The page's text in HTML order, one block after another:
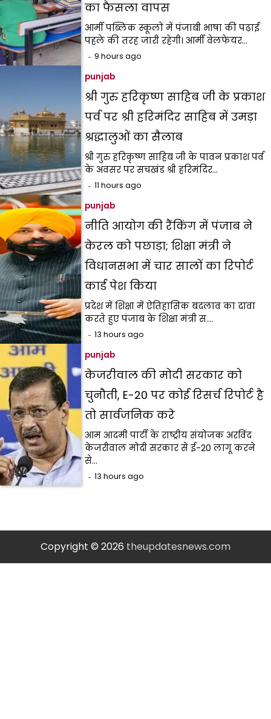
का फैसला वापस
आर्मी पब्लिक स्कूलों में पंजाबी भाषा की पढ़ाई
पहले की तरह जारी रहेगी। आर्मी वेलफेयर…
9 hours ago
punjab
श्री गुरु हरिकृष्ण साहिब जी के प्रकाश
पर्व पर श्री हरिमंदिर साहिब में उमड़ा
श्रद्धालुओं का सैलाब
श्री गुरु हरिकृष्ण साहिब जी के पावन प्रकाश पर्व
के अवसर पर सचखंड श्री हरिमंदिर…
11 hours ago
punjab
नीति आयोग की रैंकिंग में पंजाब ने
केरल को पछाड़ा; शिक्षा मंत्री ने
विधानसभा में चार सालों का रिपोर्ट
कार्ड पेश किया
प्रदेश में शिक्षा में ऐतिहासिक बदलाव का दावा
करते हुए पंजाब के शिक्षा मंत्री स.…
13 hours ago
punjab
केजरीवाल की मोदी सरकार को
चुनौती, E-20 पर कोई रिसर्च रिपोर्ट है
तो सार्वजनिक करे
आम आदमी पार्टी के राष्ट्रीय संयोजक अरविंद
केजरीवाल मोदी सरकार से ई-20 लागू करने
से…
13 hours ago
Copyright © 2026 theupdatesnews.com